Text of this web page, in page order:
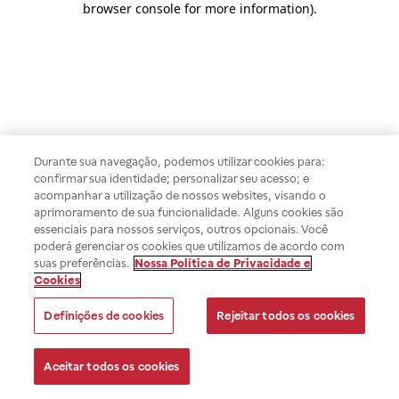
browser console for more information).
Durante sua navegação, podemos utilizar cookies para:
confirmar sua identidade; personalizar seu acesso; e
acompanhar a utilização de nossos websites, visando o
aprimoramento de sua funcionalidade. Alguns cookies são
essenciais para nossos serviços, outros opcionais. Você
poderá gerenciar os cookies que utilizamos de acordo com
suas preferências. Nossa Política de Privacidade e
Cookies
Definições de cookies Rejeitar todos os cookies
Aceitar todos os cookies